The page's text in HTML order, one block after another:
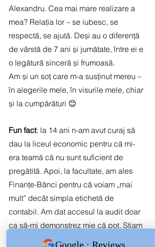
Alexandru. Cea mai mare realizare a
mea? Relația lor – se iubesc, se
respectă, se ajută. Deși au o diferență
de vârstă de 7 ani și jumătate, între ei e
o legătură sinceră și frumoasă.
Am și un soț care m-a susținut mereu –
în alegerile mele, în visurile mele, chiar
și la cumpărături 😊
Fun fact: la 14 ani n-am avut curaj să
dau la liceul economic pentru că mi-
era teamă că nu sunt suficient de
pregătită. Apoi, la facultate, am ales
Finanțe-Bănci pentru că voiam „mai
mult” decât simpla etichetă de
contabil. Am dat accesul la audit doar
ca să-mi demonstrez mie că pot. Știam
că nu voi profesa, pentru că domeniul